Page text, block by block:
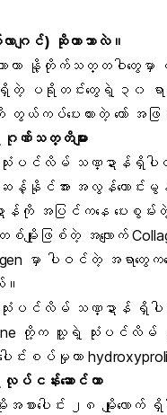
လာဂျင်) ဆိုတာဘာလဲ။
ာဟာ နို့တိုက်သတ္တဝါတွေမှာ
တဲ့ ပရိုတင်းတွေရဲ့ ၃၀ ရာ
ယ်ကပ်ပေးထားတဲ့ ကော် အဖြ
ဂုဏ်သတ္တိများ
ာ သုံးပင်လိမ် သဏ္ဍာန်ရှိပ
ဆန့်နိုင်အား အလွန်ကောင်း
ကို အပြင်ကနေ ပေးစွမ်း
စ်မျိုးဖြစ်တဲ့ အလျောက်
မှာ ပါဝင်တဲ့ အရာတွ
။
သုံးပင်လိမ် သဏ္ဍာန် ရှိပါတ
တို့က သူ့ရဲ့ သုံးပင်လိမ်
ါင်းစပ်မှုဟာ
ပ်ငန်းဆောင်တာ
အစားပေါင်း ၂၈ မျိုးလော